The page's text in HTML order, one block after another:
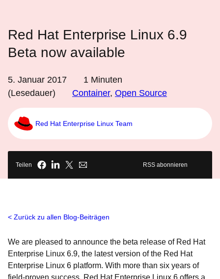
Red Hat Enterprise Linux 6.9
Beta now available
5. Januar 2017 1 Minuten
(Lesedauer)
Container, Open Source
Red Hat Enterprise Linux Team
Teilen RSS abonnieren
Zurück zu allen Blog-Beiträgen
We are pleased to announce the beta release of Red Hat
Enterprise Linux 6.9, the latest version of the Red Hat
Enterprise Linux 6 platform. With more than six years of
field-proven success, Red Hat Enterprise Linux 6 offers a